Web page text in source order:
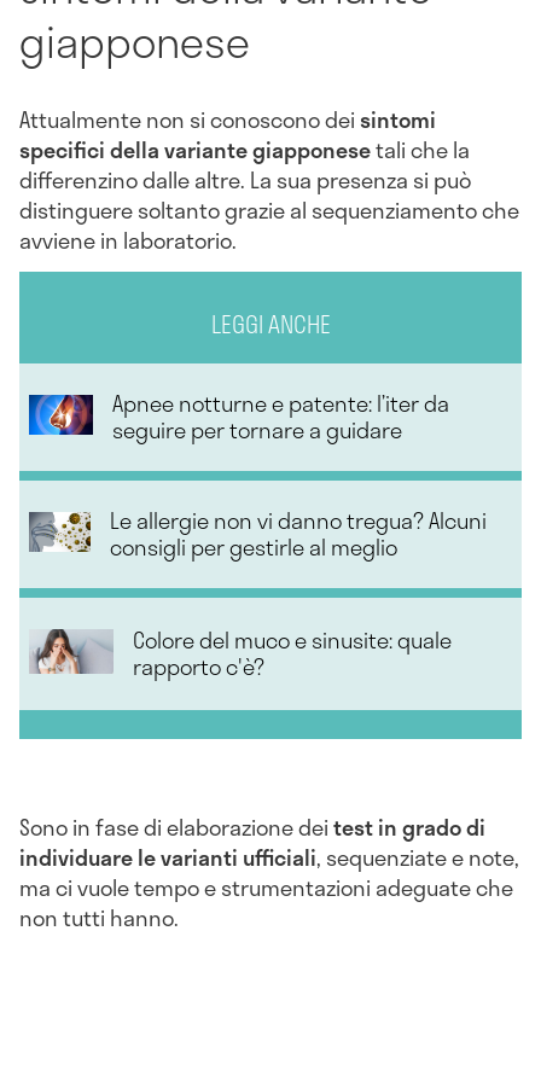
giapponese
Attualmente non si conoscono deisintomi
specifici della variante giapponesetali che la
differenzino dalle altre. La sua presenza si può
distinguere soltanto grazie al sequenziamento che
avviene in laboratorio.
LEGGI ANCHE
Apnee notturne e patente: l’iter da
seguire per tornare a guidare
Le allergie non vi danno tregua? Alcuni
consigli per gestirle al meglio
Colore del muco e sinusite: quale
rapporto c'è?
Sono in fase di elaborazione deitest in grado di
individuare le varianti ufficiali, sequenziate e note,
ma ci vuole tempo e strumentazioni adeguate che
non tutti hanno.